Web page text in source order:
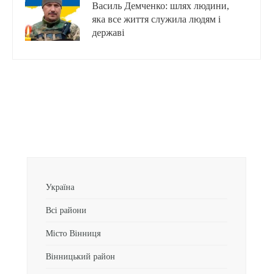
Василь Демченко: шлях людини,
яка все життя служила людям і
державі
Україна
Всі райони
Місто Вінниця
Вінницький район